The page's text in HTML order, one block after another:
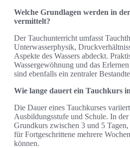
Welche Grundlagen werden in
vermittelt?
Der Tauchunterricht umfasst
Unterwasserphysik,
Aspekte des Wassers abdeckt.
Wassergewöhnung und das
sind ebenfalls ein zentraler
Wie lange dauert ein Tauchkurs
Die Dauer eines Tauchkurses
Ausbildungsstufe und Schule. In
Grundkurs zwischen 3 und 5
für Fortgeschrittene mehrere
können.